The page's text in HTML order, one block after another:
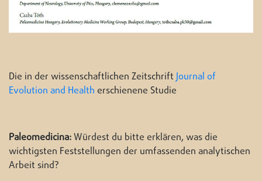
Die in der wissenschaftlichen Zeitschrift Journal of
Evolution and Health erschienene Studie
Paleomedicina:Würdest du bitte erklären, was die
wichtigsten Feststellungen der umfassenden analytischen
Arbeit sind?